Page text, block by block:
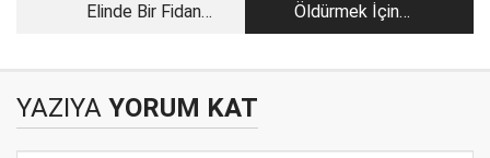
Elinde Bir Fidan
Öldürmek İçin
Anlaştılar
YAZIYA YORUM KAT